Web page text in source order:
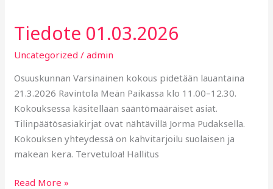
Tiedote 01.03.2026
Uncategorized /admin
Osuuskunnan Varsinainen kokous pidetään lauantaina
21.3.2026 Ravintola Meän Paikassa klo 11.00–12.30.
Kokouksessa käsitellään sääntömääräiset asiat.
Tilinpäätösasiakirjat ovat nähtävillä Jorma Pudaksella.
Kokouksen yhteydessä on kahvitarjoilu suolaisen ja
makean kera. Tervetuloa! Hallitus
Tiedote
01.03.2026
Read More »